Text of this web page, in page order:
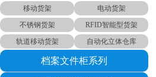
移动货架
电动货架
不锈钢货架
RFID智能型货架
轨道移动货架
自动化立体仓库
档案文件柜系列